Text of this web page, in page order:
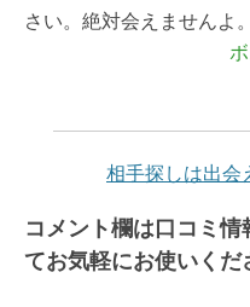
さい。絶対会えませんよ。
相手探しは出会
コメント欄は口コミ
てお気軽にお使いくだ